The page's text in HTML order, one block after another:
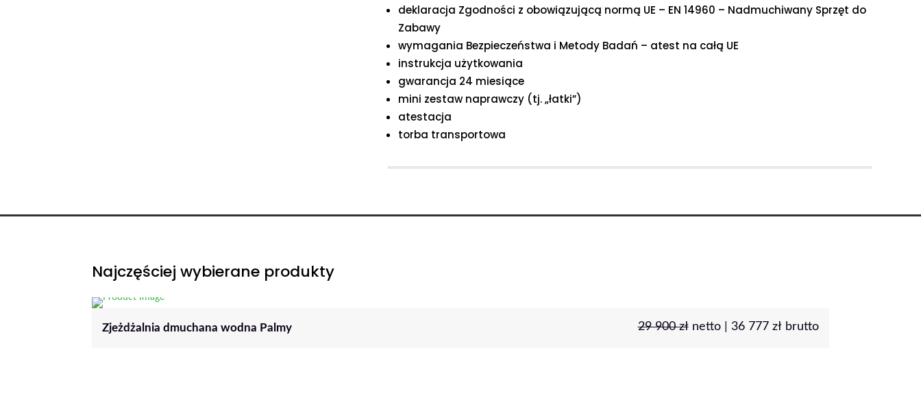
deklaracja Zgodności z obowiązującą normą UE – EN 14960 – Nadmuchiwany Sprzęt do
Zabawy
wymagania Bezpieczeństwa i Metody Badań – atest na całą UE
instrukcja użytkowania
gwarancja 24 miesiące
mini zestaw naprawczy (tj. „łatki”)
atestacja
torba transportowa
Najczęściej wybierane produkty
Zjeżdżalnia dmuchana wodna Palmy 29 900zł netto | 36 777 złbrutto